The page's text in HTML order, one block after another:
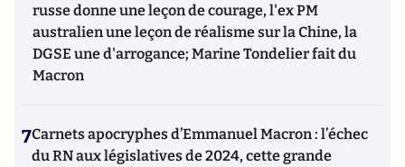
russe donne une leçon de courage, l'ex PM
australien une leçon de réalisme sur la Chine, la
DGSE une d'arrogance; Marine Tondelier fait du
Macron
7Carnets apocryphes d’Emmanuel Macron : l’échec
du RN aux législatives de 2024, cette grande